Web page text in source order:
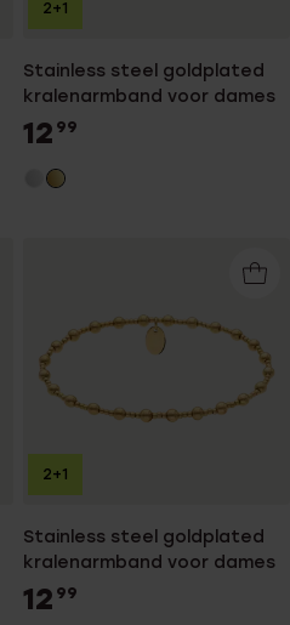
Stainless steel goldplated
kralenarmband voor dames
12 99
2+1
Stainless steel goldplated
kralenarmband voor dames
12 99
2+1